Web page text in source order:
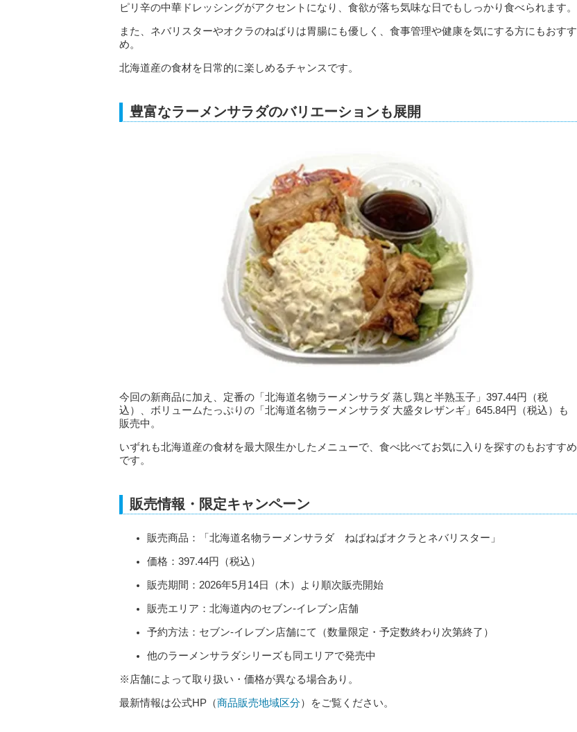
ピリ辛の中華ドレッシングがアクセントになり、食欲が落ち気味な日でもしっかり食べられます。
また、ネバリスターやオクラのねばりは胃腸にも優しく、食事管理や健康を気にする方にもおすす
め。
北海道産の食材を日常的に楽しめるチャンスです。
豊富なラーメンサラダのバリエーションも展開
今回の新商品に加え、定番の「北海道名物ラーメンサラダ 蒸し鶏と半熟玉子」397.44円（税
込）、ボリュームたっぷりの「北海道名物ラーメンサラダ 大盛タレザンギ」645.84円（税込）も
販売中。
いずれも北海道産の食材を最大限生かしたメニューで、食べ比べてお気に入りを探すのもおすすめ
です。
販売情報・限定キャンペーン
販売商品：「北海道名物ラーメンサラダ ねばねばオクラとネバリスター」
価格：397.44円（税込）
販売期間：2026年5月14日（木）より順次販売開始
販売エリア：北海道内のセブン‐イレブン店舗
予約方法：セブン‐イレブン店舗にて（数量限定・予定数終わり次第終了）
他のラーメンサラダシリーズも同エリアで発売中
※店舗によって取り扱い・価格が異なる場合あり。
最新情報は公式HP（商品販売地域区分）をご覧ください。